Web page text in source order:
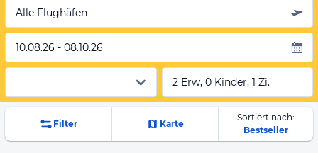
Alle Flughäfen
10.08.26 - 08.10.26
2 Erw, 0 Kinder, 1 Zi.
Filter Karte
Sortiert nach:
Bestseller